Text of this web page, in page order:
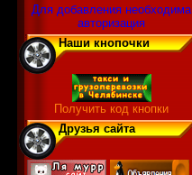
Для добавления необходима
авторизация
Наши кнопочки
Получить код кнопки
Друзья сайта